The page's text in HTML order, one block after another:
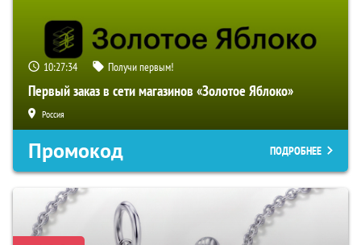
10:27:33 Получи первым!
Первый заказ в сети магазинов «Золотое Яблоко»
Россия
Промокод ПОДРОБНЕЕ